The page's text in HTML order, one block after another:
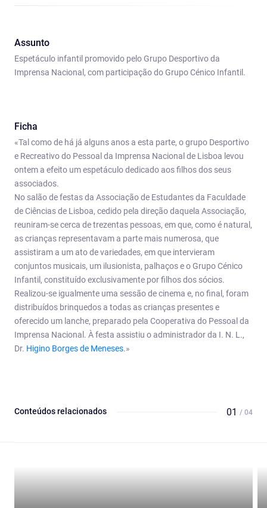
Assunto
Espetáculo infantil promovido pelo Grupo Desportivo da
Imprensa Nacional, com participação do Grupo Cénico Infantil.
Ficha
«Tal como de há já alguns anos a esta parte, o grupo Desportivo
e Recreativo do Pessoal da Imprensa Nacional de Lisboa levou
ontem a efeito um espetáculo dedicado aos filhos dos seus
associados.
No salão de festas da Associação de Estudantes da Faculdade
de Ciências de Lisboa, cedido pela direção daquela Associação,
reuniram-se cerca de trezentas pessoas, em que, como é natural,
as crianças representavam a parte mais numerosa, que
assistiram a um ato de variedades, em que intervieram
conjuntos musicais, um ilusionista, palhaços e o Grupo Cénico
Infantil, constituído exclusivamente por filhos dos sócios.
Realizou-se igualmente uma sessão de cinema e, no final, foram
distribuídos brinquedos a todas as crianças presentes e
oferecido um lanche, preparado pela Cooperativa do Pessoal da
Imprensa Nacional. À festa assistiu o administrador da I. N. L.,
Dr. Higino Borges de Meneses.»
Conteúdos relacionados 01 / 04